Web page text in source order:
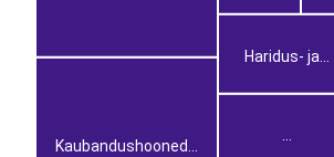
Kaubandushooned...
Haridus- ja
...